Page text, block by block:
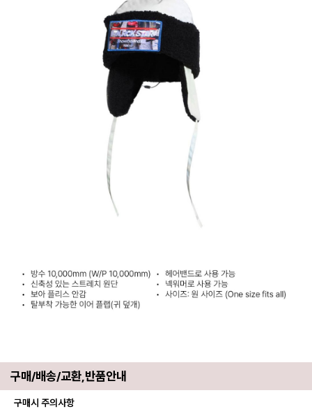
구매/배송/교환,반품안내
구매시 주의사항